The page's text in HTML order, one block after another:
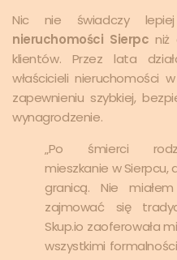
Nic nie świadczy
nieruchomości Sierpc niż
klientów. Przez lata
właścicieli nieruchomości
zapewnieniu szybkiej,
wynagrodzenie.
„Po śmierci
mieszkanie w Sierpcu,
granicą. Nie
zajmować się
Skup.io zaoferowała
wszystkimi